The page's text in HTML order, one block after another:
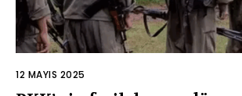
12 MAYIS 2025